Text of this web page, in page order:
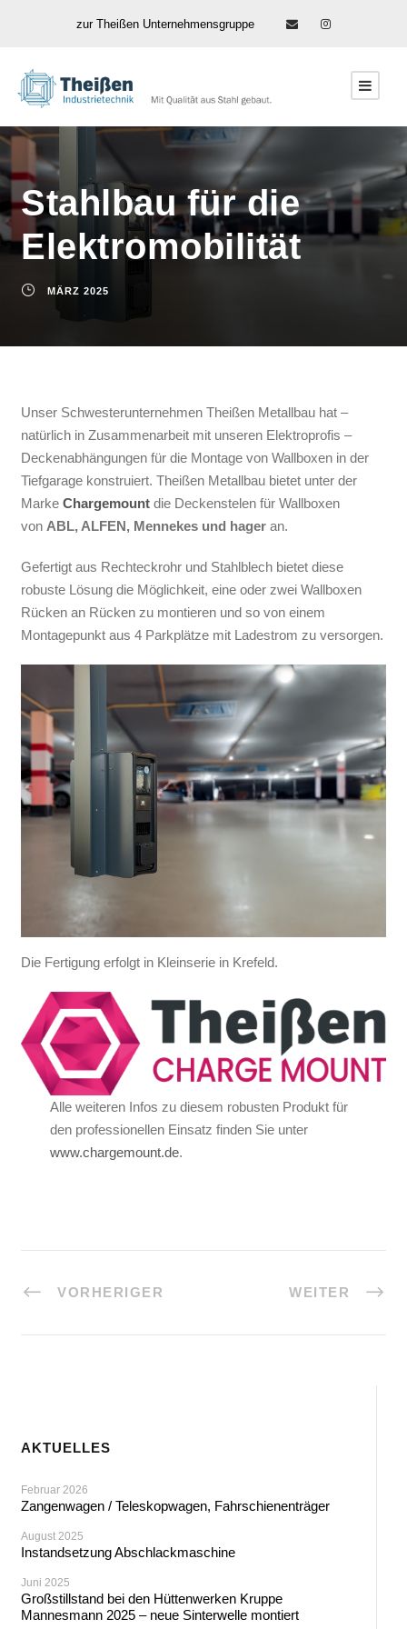
zur Theißen Unternehmensgruppe
Stahlbau für die
Elektromobilität
MÄRZ 2025
Unser Schwesterunternehmen Theißen Metallbau hat –
natürlich in Zusammenarbeit mit unseren Elektroprofis –
Deckenabhängungen für die Montage von Wallboxen in der
Tiefgarage konstruiert. Theißen Metallbau bietet unter der
Marke Chargemount die Deckenstelen für Wallboxen
von ABL, ALFEN, Mennekes und hager an.
Gefertigt aus Rechteckrohr und Stahlblech bietet diese
robuste Lösung die Möglichkeit, eine oder zwei Wallboxen
Rücken an Rücken zu montieren und so von einem
Montagepunkt aus 4 Parkplätze mit Ladestrom zu versorgen.
Die Fertigung erfolgt in Kleinserie in Krefeld.
Alle weiteren Infos zu diesem robusten Produkt für
den professionellen Einsatz finden Sie unter
www.chargemount.de.
VORHERIGER WEITER
AKTUELLES
Zangenwagen / Teleskopwagen, Fahrschienenträger
Februar 2026
Instandsetzung Abschlackmaschine
August 2025
Großstillstand bei den Hüttenwerken Kruppe
Mannesmann 2025 – neue Sinterwelle montiert
Juni 2025